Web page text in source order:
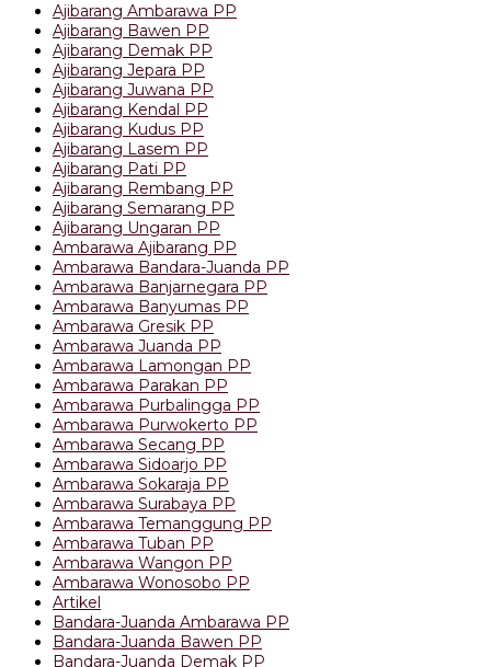
Ajibarang Ambarawa PP
Ajibarang Bawen PP
Ajibarang Demak PP
Ajibarang Jepara PP
Ajibarang Juwana PP
Ajibarang Kendal PP
Ajibarang Kudus PP
Ajibarang Lasem PP
Ajibarang Pati PP
Ajibarang Rembang PP
Ajibarang Semarang PP
Ajibarang Ungaran PP
Ambarawa Ajibarang PP
Ambarawa Bandara-Juanda PP
Ambarawa Banjarnegara PP
Ambarawa Banyumas PP
Ambarawa Gresik PP
Ambarawa Juanda PP
Ambarawa Lamongan PP
Ambarawa Parakan PP
Ambarawa Purbalingga PP
Ambarawa Purwokerto PP
Ambarawa Secang PP
Ambarawa Sidoarjo PP
Ambarawa Sokaraja PP
Ambarawa Surabaya PP
Ambarawa Temanggung PP
Ambarawa Tuban PP
Ambarawa Wangon PP
Ambarawa Wonosobo PP
Artikel
Bandara-Juanda Ambarawa PP
Bandara-Juanda Bawen PP
Bandara-Juanda Demak PP